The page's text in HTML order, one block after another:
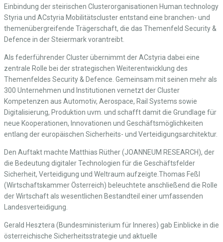
Einbindung der steirischen Clusterorganisationen Human.technology
Styria und ACstyria Mobilitätscluster entstand eine branchen- und
themenübergreifende Trägerschaft, die das Themenfeld Security &
Defence in der Steiermark vorantreibt.
Als federführender Cluster übernimmt der ACstyria dabei eine
zentrale Rolle bei der strategischen Weiterentwicklung des
Themenfeldes Security & Defence. Gemeinsam mit seinen mehr als
300 Unternehmen und Institutionen vernetzt der Cluster
Kompetenzen aus Automotiv, Aerospace, Rail Systems sowie
Digitalisierung, Produktion uvm. und schafft damit die Grundlage für
neue Kooperationen, Innovationen und Geschäftsmöglichkeiten
entlang der europäischen Sicherheits- und Verteidigungsarchitektur.
Den Auftakt machte Matthias Rüther (JOANNEUM RESEARCH), der
die Bedeutung digitaler Technologien für die Geschäftsfelder
Sicherheit, Verteidigung und Weltraum aufzeigte.Thomas Feßl
(Wirtschaftskammer Österreich) beleuchtete anschließend die Rolle
der Wirtschaft als wesentlichen Bestandteil einer umfassenden
Landesverteidigung.
Gerald Hesztera (Bundesministerium für Inneres) gab Einblicke in die
österreichische Sicherheitsstrategie und aktuelle